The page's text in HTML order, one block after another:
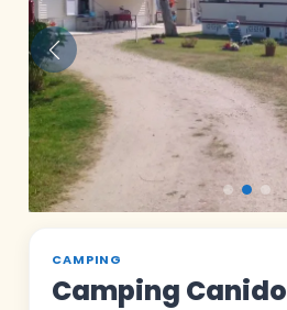
Anterior
CAMPING
Camping Canido